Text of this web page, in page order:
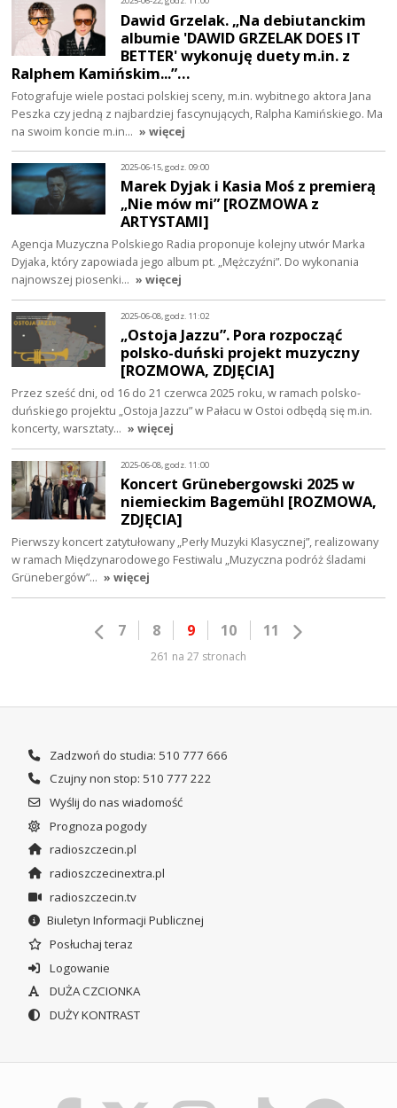
Dawid Grzelak. „Na debiutanckim
albumie 'DAWID GRZELAK DOES IT
BETTER' wykonuję duety m.in. z
Ralphem Kamińskim...”…
Fotografuje wiele postaci polskiej sceny, m.in. wybitnego aktora Jana
Peszka czy jedną z najbardziej fascynujących, Ralpha Kamińskiego. Ma
na swoim koncie m.in… » więcej
2025-06-15, godz. 09:00
Marek Dyjak i Kasia Moś z premierą
„Nie mów mi” [ROZMOWA z
ARTYSTAMI]
Agencja Muzyczna Polskiego Radia proponuje kolejny utwór Marka
Dyjaka, który zapowiada jego album pt. „Mężczyźni”. Do wykonania
najnowszej piosenki… » więcej
2025-06-08, godz. 11:02
„Ostoja Jazzu”. Pora rozpocząć
polsko-duński projekt muzyczny
[ROZMOWA, ZDJĘCIA]
Przez sześć dni, od 16 do 21 czerwca 2025 roku, w ramach polsko-
duńskiego projektu „Ostoja Jazzu” w Pałacu w Ostoi odbędą się m.in.
koncerty, warsztaty… » więcej
2025-06-08, godz. 11:00
Koncert Grünebergowski 2025 w
niemieckim Bagemühl [ROZMOWA,
ZDJĘCIA]
Pierwszy koncert zatytułowany „Perły Muzyki Klasycznej”, realizowany
w ramach Międzynarodowego Festiwalu „Muzyczna podróż śladami
Grünebergów”… » więcej
7 8 9 10 11
261 na 27 stronach
Zadzwoń do studia: 510 777 666
Czujny non stop: 510 777 222
Wyślij do nas wiadomość
Prognoza pogody
radioszczecin.pl
radioszczecinextra.pl
radioszczecin.tv
Biuletyn Informacji Publicznej
Posłuchaj teraz
Logowanie
DUŻA CZCIONKA
DUŻY KONTRAST